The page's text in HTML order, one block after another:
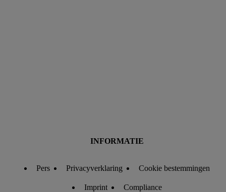
INFORMATIE
Pers Privacyverklaring Cookie bestemmingen
Imprint Compliance